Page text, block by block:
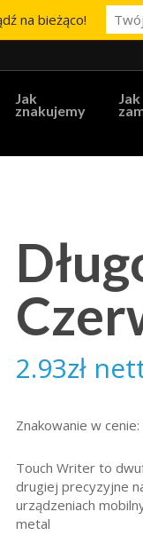
Jak
znakujemy
Jak
2.93zł
Znakowanie w
Touch Writer to
drugiej precyzyjne
urządzeniach
metal
na bieżąco!